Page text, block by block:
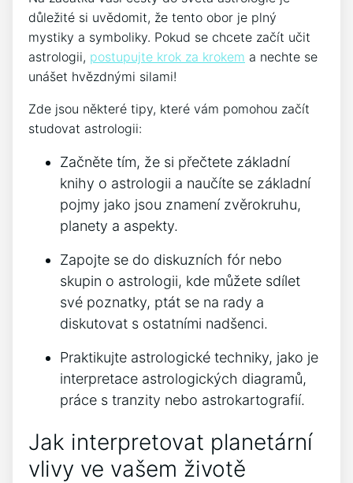
důležité si uvědomit, že tento obor je plný
mystiky a symboliky. Pokud se chcete začít učit
astrologii, postupujte krok za krokem a nechte se
unášet hvězdnými silami!
Zde jsou některé tipy, které vám pomohou začít
studovat astrologii:
Začněte tím, že si přečtete základní
knihy o astrologii a naučíte se základní
pojmy jako jsou znamení zvěrokruhu,
planety a aspekty.
Zapojte se do diskuzních fór nebo
skupin o astrologii, kde můžete sdílet
své poznatky, ptát se na rady a
diskutovat s ostatními nadšenci.
Praktikujte astrologické techniky, jako je
interpretace astrologických diagramů,
práce s tranzity nebo astrokartografií.
Jak interpretovat planetární
vlivy ve vašem životě